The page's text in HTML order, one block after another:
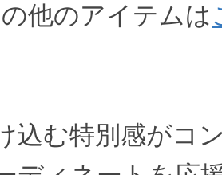
他のアイテムは
込む特別感がコ